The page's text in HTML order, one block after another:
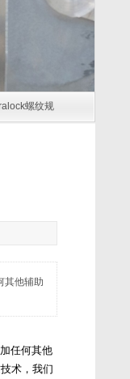
螺纹规
其他辅助
任何其他
术，我们